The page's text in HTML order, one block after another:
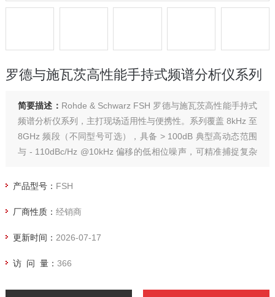
罗德与施瓦茨高性能手持式频谱分析仪系列
简要描述： Rohde & Schwarz FSH 罗德与施瓦茨高性能手持式
频谱分析仪系列，主打现场适用性与便携性。系列覆盖 8kHz 至
8GHz 频段（不同型号可选），具备 > 100dB 典型高动态范围
与 - 110dBc/Hz @10kHz 偏移的低相位噪声，可精准捕捉复杂
产品型号： FSH
厂商性质： 经销商
更新时间： 2026-07-17
访 问 量： 366